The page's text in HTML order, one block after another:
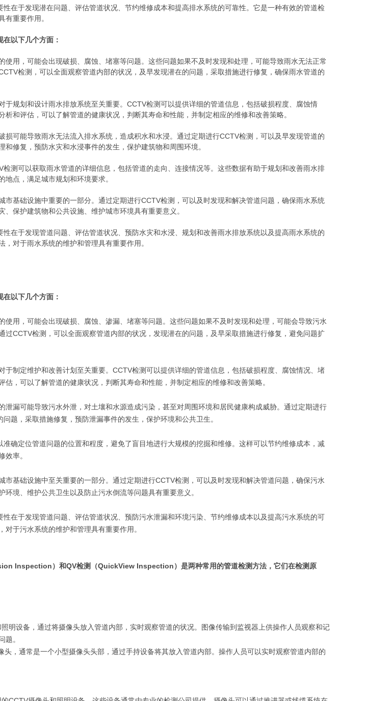
在于发现潜在问题、评估管道状况、节约维修成本和提高排水系统的可靠性。它是一种有效的管道检
有重要作用。
以下几个方面：
使用，可能会出现破损、腐蚀、堵塞等问题。这些问题如果不及时发现和处理，可能导致雨水无法正常
检测，可以全面观察管道内部的状况，及早发现潜在的问题，采取措施进行修复，确保雨水管道的
于规划和设计雨水排放系统至关重要。CCTV检测可以提供详细的管道信息，包括破损程度、腐蚀情
析和评估，可以了解管道的健康状况，判断其寿命和性能，并制定相应的维修和改善策略。
损可能导致雨水无法流入排水系统，造成积水和水浸。通过定期进行CCTV检测，可以及早发现管道的
修复，预防水灾和水浸事件的发生，保护建筑物和周围环境。
测可以获取雨水管道的详细信息，包括管道的走向、连接情况等。这些数据有助于规划和改善雨水排
点，满足城市规划和环境要求。
市基础设施中重要的一部分。通过定期进行CCTV检测，可以及时发现和解决管道问题，确保雨水系统
、保护建筑物和公共设施、维护城市环境具有重要意义。
在于发现管道问题、评估管道状况、预防水灾和水浸、规划和改善雨水排放系统以及提高雨水系统的
对于雨水系统的维护和管理具有重要作用。
以下几个方面：
使用，可能会出现破损、腐蚀、渗漏、堵塞等问题。这些问题如果不及时发现和处理，可能会导致污水
过CCTV检测，可以全面观察管道内部的状况，发现潜在的问题，及早采取措施进行修复，避免问题扩
于制定维护和改善计划至关重要。CCTV检测可以提供详细的管道信息，包括破损程度、腐蚀情况、堵
估，可以了解管道的健康状况，判断其寿命和性能，并制定相应的维修和改善策略。
泄漏可能导致污水外泄，对土壤和水源造成污染，甚至对周围环境和居民健康构成威胁。通过定期进行
题，采取措施修复，预防泄漏事件的发生，保护环境和公共卫生。
确定位管道问题的位置和程度，避免了盲目地进行大规模的挖掘和维修。这样可以节约维修成本，减
效率。
市基础设施中至关重要的一部分。通过定期进行CCTV检测，可以及时发现和解决管道问题，确保污水
环境、维护公共卫生以及防止污水倒流等问题具有重要意义。
在于发现管道问题、评估管道状况、预防污水泄漏和环境污染、节约维修成本以及提高污水系统的可
于污水系统的维护和管理具有重要作用。
Inspection）和QV检测（QuickView Inspection）是两种常用的管道检测方法，它们在检测原
明设备，通过将摄像头放入管道内部，实时观察管道的状况。图像传输到监视器上供操作人员观察和记
题。
头，通常是一个小型摄像头头部，通过手持设备将其放入管道内部。操作人员可以实时观察管道内部的